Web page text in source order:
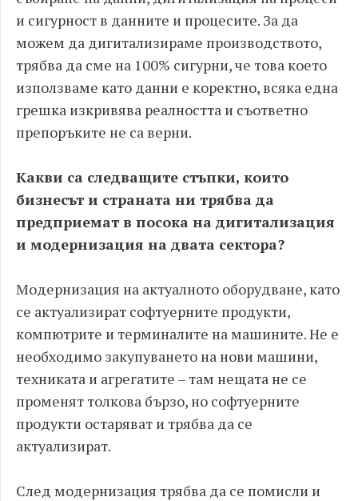
и сигурност в данните и процесите. За да
можем да дигитализираме производството,
трябва да сме на 100% сигурни, че това което
използваме като данни е коректно, всяка една
грешка изкривява реалността и съответно
препоръките не са верни.
Какви са следващите стъпки, които
бизнесът и страната ни трябва да
предприемат в посока на дигитализация
и модернизация на двата сектора?
Модернизация на актуалното оборудване, като
се актуализират софтуерните продукти,
компютрите и терминалите на машините. Не е
необходимо закупуването на нови машини,
техниката и агрегатите – там нещата не се
променят толкова бързо, но софтуерните
продукти остаряват и трябва да се
актуализират.
След модернизация трябва да се помисли и